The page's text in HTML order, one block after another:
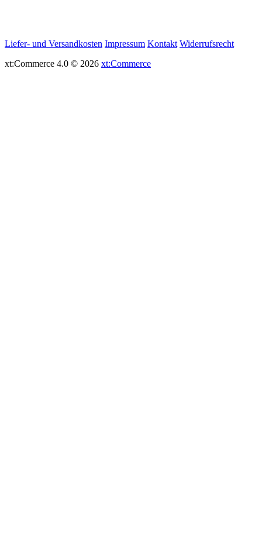
Liefer- und Versandkosten Impressum Kontakt Widerrufsrecht
xt:Commerce 4.0 © 2026 xt:Commerce